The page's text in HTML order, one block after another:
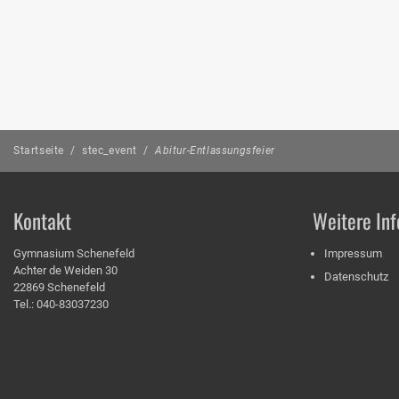
Startseite / stec_event / Abitur-Entlassungsfeier
Kontakt
Gymnasium Schenefeld
Achter de Weiden 30
22869 Schenefeld
Tel.: 040-83037230
Weitere
Impressum
Datenschutz